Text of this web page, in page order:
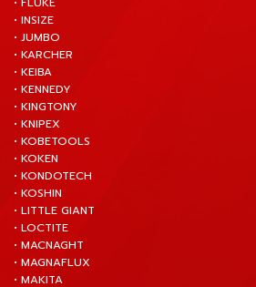
• INSIZE
• JUMBO
• KARCHER
• KEIBA
• KENNEDY
• KINGTONY
• KNIPEX
• KOBETOOLS
• KOKEN
• KONDOTECH
• KOSHIN
• LITTLE GIANT
• LOCTITE
• MACNAGHT
• MAGNAFLUX
• MAKITA